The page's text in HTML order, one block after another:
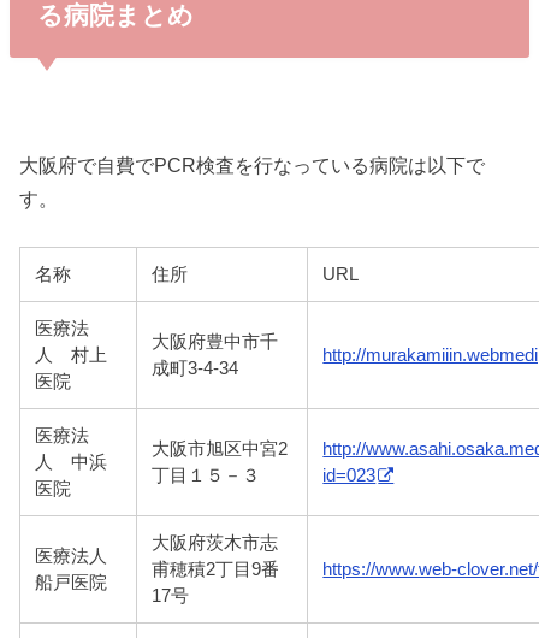
る病院まとめ
大阪府で自費でPCR検査を行なっている病院は以下で
す。
名称 住所 URL
医療法
人 村上
医院
大阪府豊中市千
成町3-4-34
http://
医療法
人 中浜
医院
大阪市旭区中宮2
丁目１５－３
http://
id=023
医療法人
船戸医院
大阪府茨木市志
甫穂積2丁目9番
17号
https://www.web-